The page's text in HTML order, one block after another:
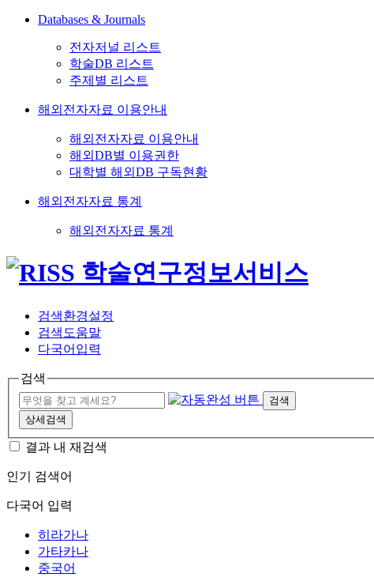
Databases & Journals
전자저널 리스트
학술DB 리스트
주제별 리스트
해외전자자료 이용안내
해외전자자료 이용안내
해외DB별 이용권한
대학별 해외DB 구독현황
해외전자자료 통계
해외전자자료 통계
검색환경설정
검색도움말
다국어입력
검색
검색
상세검색
결과 내 재검색
인기 검색어
다국어 입력
히라가나
가타카나
중국어